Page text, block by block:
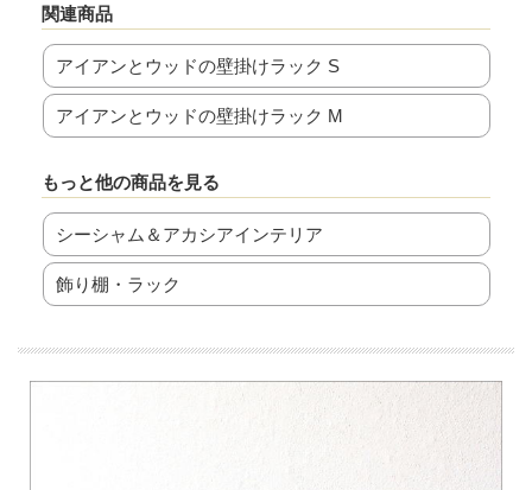
関連商品
アイアンとウッドの壁掛けラック S
アイアンとウッドの壁掛けラック M
もっと他の商品を見る
シーシャム＆アカシアインテリア
飾り棚・ラック